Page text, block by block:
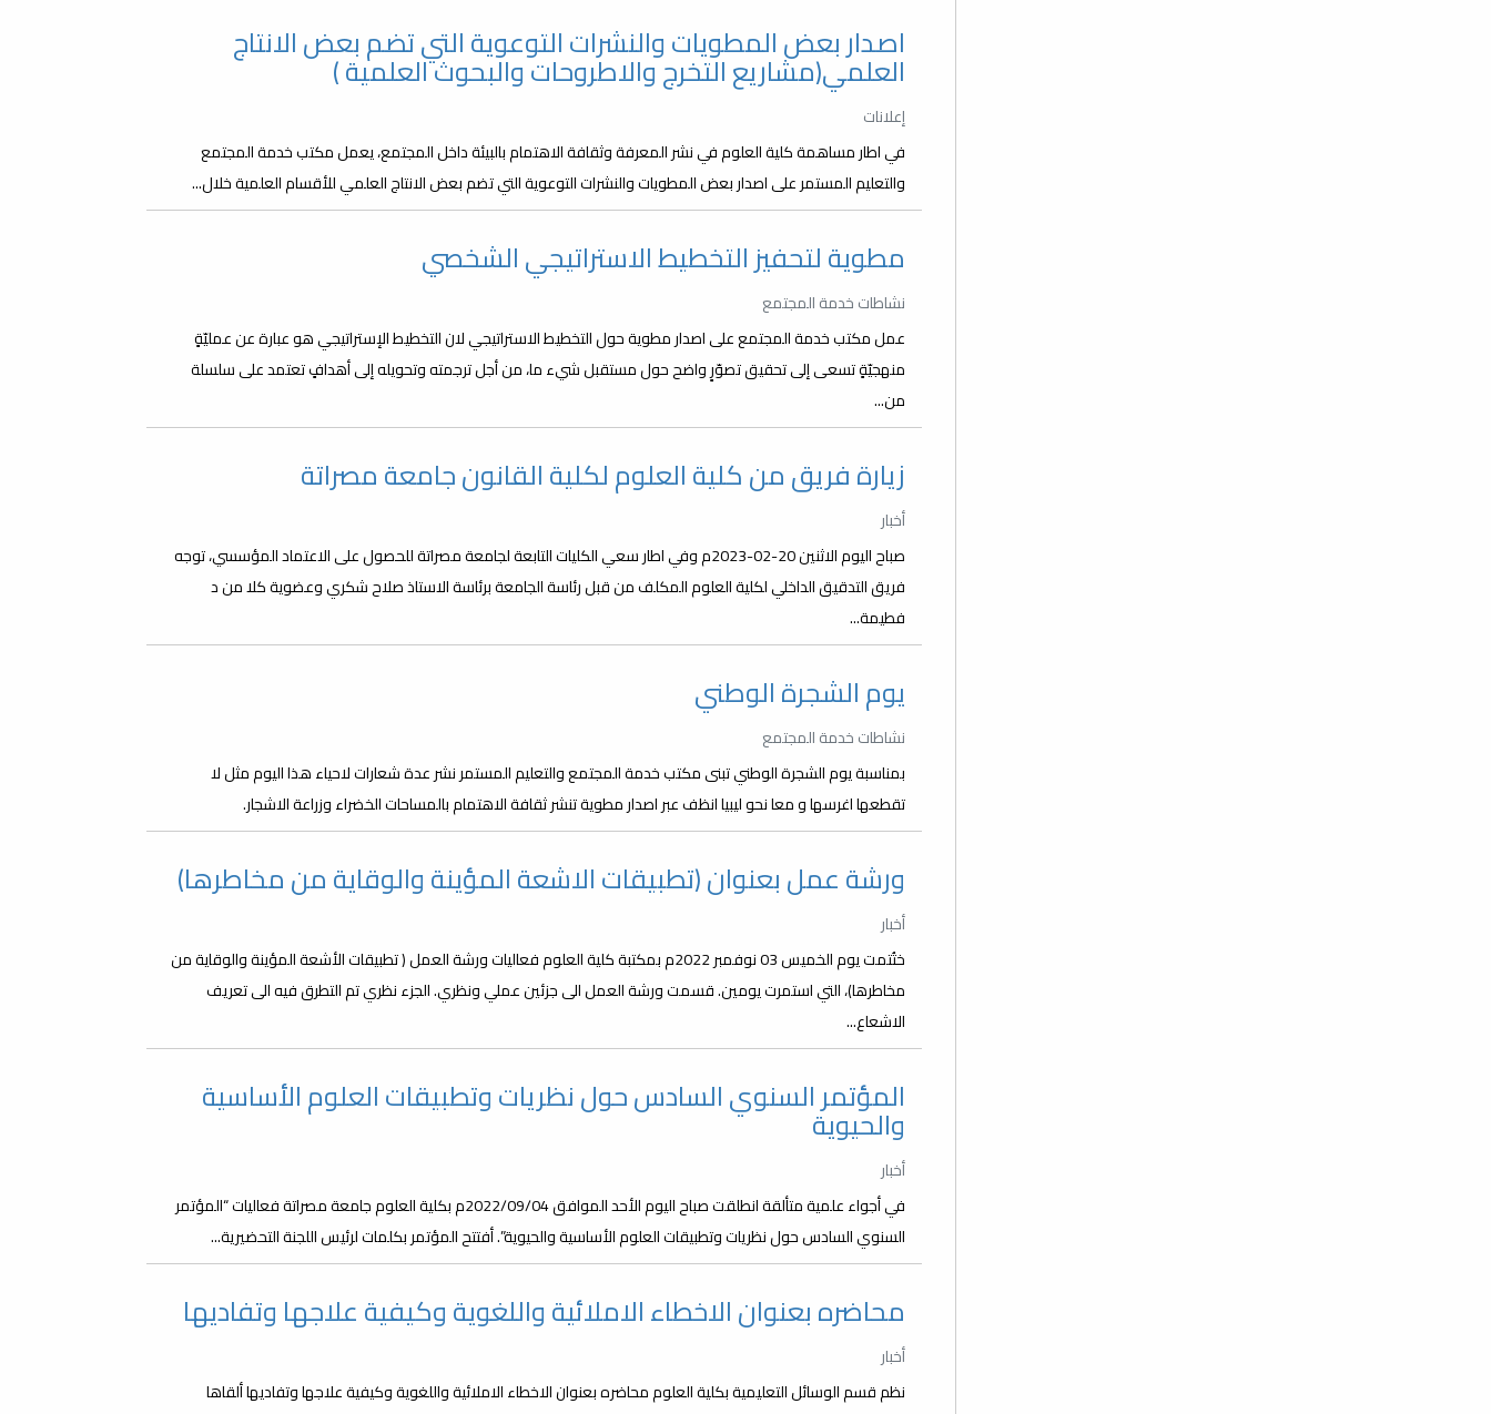
اصدار بعض المطويات والنشرات التوعوية التي تضم بعض الانتاج
العلمي(مشاريع التخرج والاطروحات والبحوث العلمية )
إعلانات
في اطار مساهمة كلية العلوم في نشر المعرفة وثقافة الاهتمام بالبيئة داخل المجتمع، يعمل مكتب خدمة المجتمع
والتعليم المستمر على اصدار بعض المطويات والنشرات التوعوية التي تضم بعض الانتاج العلمي للأقسام العلمية خلال...
مطوية لتحفيز التخطيط الاستراتيجي الشخصي
نشاطات خدمة المجتمع
عمل مكتب خدمة المجتمع على اصدار مطوية حول التخطيط الاستراتيجي لان التخطيط الإستراتيجي هو عبارة عن عمليّةٍ
منهجيّةٍ تسعى إلى تحقيق تصوّرٍ واضح حول مستقبل شيء ما، من أجل ترجمته وتحويله إلى أهدافٍ تعتمد على سلسلة
من...
زيارة فريق من كلية العلوم لكلية القانون جامعة مصراتة
أخبار
صباح اليوم الاثنين 20-02-2023م وفي اطار سعي الكليات التابعة لجامعة مصراتة للحصول على الاعتماد المؤسسي، توجه
فريق التدقيق الداخلي لكلية العلوم المكلف من قبل رئاسة الجامعة برئاسة الاستاذ صلاح شكري وعضوية كلا من د
فطيمة...
يوم الشجرة الوطني
نشاطات خدمة المجتمع
بمناسبة يوم الشجرة الوطني تبنى مكتب خدمة المجتمع والتعليم المستمر نشر عدة شعارات لاحياء هذا اليوم مثل لا
تقطعها اغرسها و معا نحو ليبيا انظف عبر اصدار مطوية تنشر ثقافة الاهتمام بالمساحات الخضراء وزراعة الاشجار.
ورشة عمل بعنوان (تطبيقات الاشعة المؤينة والوقاية من مخاطرها)
أخبار
ختُتمت يوم الخميس 03 نوفمبر 2022م بمكتبة كلية العلوم فعاليات ورشة العمل ( تطبيقات الأشعة المؤينة والوقاية من
مخاطرها)، التي استمرت يومين. قسمت ورشة العمل الى جزئين عملي ونظري. الجزء نظري تم التطرق فيه الى تعريف
الاشعاع...
المؤتمر السنوي السادس حول نظريات وتطبيقات العلوم الأساسية
والحيوية
أخبار
في أجواء علمية متألقة انطلقت صباح اليوم الأحد الموافق 2022/09/04م بكلية العلوم جامعة مصراتة فعاليات “المؤتمر
السنوي السادس حول نظريات وتطبيقات العلوم الأساسية والحيوية”. أفتتح المؤتمر بكلمات لرئيس اللجنة التحضيرية...
محاضره بعنوان الاخطاء الاملائية واللغوية وكيفية علاجها وتفاديها
أخبار
نظم قسم الوسائل التعليمية بكلية العلوم محاضره بعنوان الاخطاء الاملائية واللغوية وكيفية علاجها وتفاديها ألقاها